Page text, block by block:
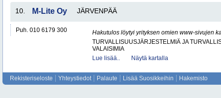
10. M-Lite Oy JÄRVENPÄÄ
Puh. 010 6179 300
Hakutulos löytyi yrityksen omien www-sivujen
TURVALLISUUSJÄRJESTELMIÄ JA
VALAISIMIA
Lue lisää..
Näytä kartalla
Rekisteriseloste Yhteystiedot Palaute Lisää Suosikkeihin Hakemisto